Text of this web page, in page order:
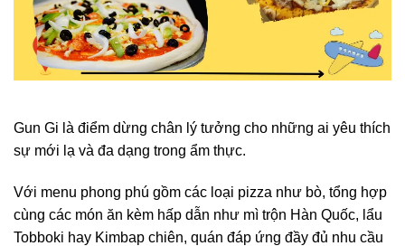
Gun Gi là điểm dừng chân lý tưởng cho những ai yêu thích
sự mới lạ và đa dạng trong ẩm thực.
Với menu phong phú gồm các loại pizza như bò, tổng hợp
cùng các món ăn kèm hấp dẫn như mì trộn Hàn Quốc, lẩu
Tobboki hay Kimbap chiên, quán đáp ứng đầy đủ nhu cầu